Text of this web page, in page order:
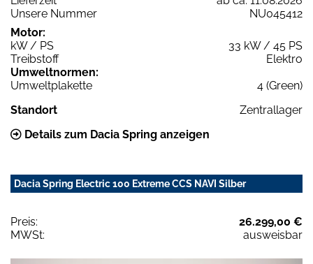
Unsere Nummer
NU045412
Motor:
kW / PS
33 kW / 45 PS
Treibstoff
Elektro
Umweltnormen:
Umweltplakette
4 (Green)
Standort
Zentrallager
Details zum Dacia Spring anzeigen
Dacia Spring Electric 100 Extreme CCS NAVI Silber
Preis:
26.299,00 €
MWSt:
ausweisbar